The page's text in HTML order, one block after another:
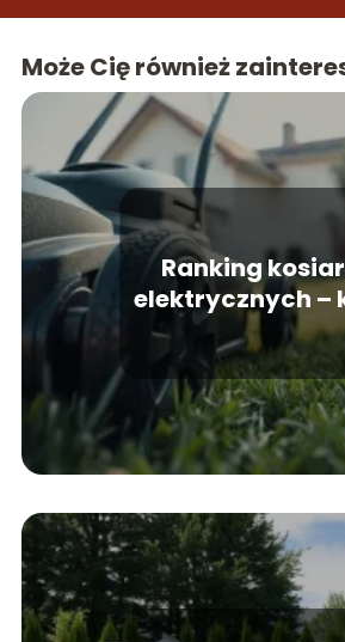
Może Cię również
Ranking
elektrycznych –
modele warto